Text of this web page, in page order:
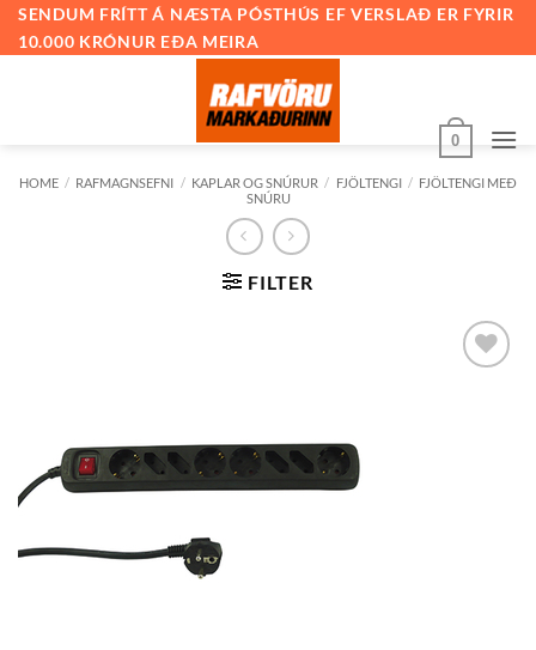
SkipSENDUM FRÍTT Á NÆSTA PÓSTHÚS EF VERSLAÐ ER FYRIR
10.000 KRÓNUR EÐA MEIRA
0
HOME / RAFMAGNSEFNI / KAPLAR OG SNÚRUR / FJÖLTENGI / FJÖLTENGI MEÐ
SNÚRU
FILTER